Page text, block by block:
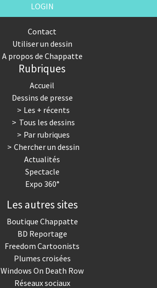
LOGIN
Contact
Utiliser un dessin
A propos de Chappatte
Rubriques
Accueil
Dessins de presse
Les + récents
Tous les dessins
Par rubriques
Chercher un dessin
Actualités
Spectacle
Expo 360°
Les autres sites
Boutique Chappatte
BD Reportage
Freedom Cartoonists
Plumes croisées
Windows On Death Row
Réseaux sociaux